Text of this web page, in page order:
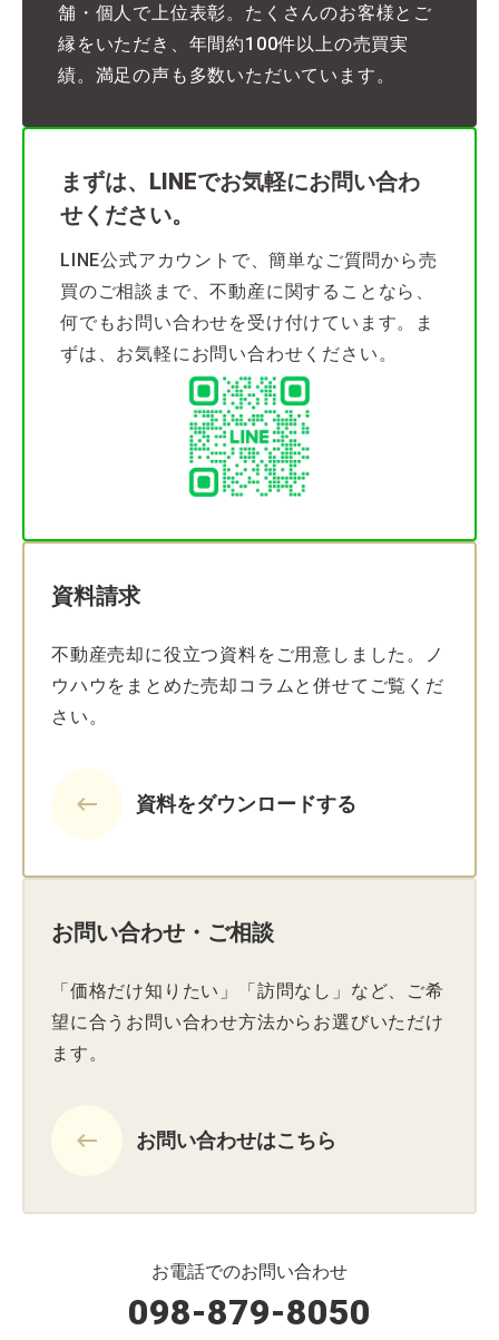
舗・個人で上位表彰。たくさんのお客様とご
縁をいただき、年間約100件以上の売買実
績。満足の声も多数いただいています。
まずは、LINEでお気軽にお問い合わ
せください。
LINE公式アカウントで、簡単なご質問から売
買のご相談まで、不動産に関することなら、
何でもお問い合わせを受け付けています。ま
ずは、お気軽にお問い合わせください。
資料請求
不動産売却に役立つ資料をご用意しました。ノ
ウハウをまとめた売却コラムと併せてご覧くだ
さい。
keyboard_backspace 資料をダウンロードする
お問い合わせ・ご相談
「価格だけ知りたい」「訪問なし」など、ご希
望に合うお問い合わせ方法からお選びいただけ
ます。
keyboard_backspace お問い合わせはこちら
お電話でのお問い合わせ
098-879-8050